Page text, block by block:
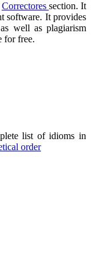
Correctores section. It
software. It provides
well as plagiarism
for free.
list of idioms in
order